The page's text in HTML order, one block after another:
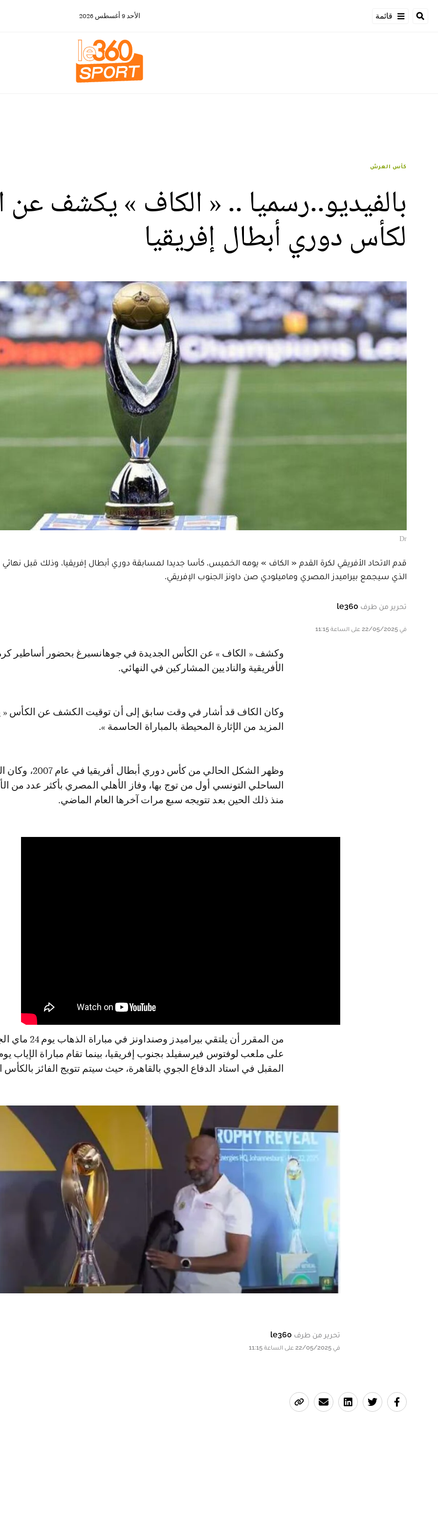
قائمة الأحد 9 أغسطس 2026
كأس العرش
بالفيديو..رسميا .. « الكاف » يكشف عن
لكأس دوري أبطال إفريقيا
Dr
قدم الاتحاد الأفريقي لكرة القدم « الكاف » يومه الخميس، كأسا جديدا لمسابقة دوري أبطال إفريقيا، وذلك قبل نهائي
الذي سيجمع بيراميدز المصري وماميلودي صن داونز الجنوب الإفريقي.
تحرير من طرف le360
في 22/05/2025 على الساعة 11:15
وكشف « الكاف » عن الكأس الجديدة في جوهانسبرغ بحضور أساطير كرة القدم
الأفريقية والناديين المشاركين في النهائي.
وكان الكاف قد أشار في وقت سابق إلى أن توقيت الكشف عن الكأس
المزيد من الإثارة المحيطة بالمباراة الحاسمة ».
وظهر الشكل الحالي من كأس دوري أبطال
الساحلي التونسي أول من توج بها، وفاز الأهلي المصري بأكثر عدد من
منذ ذلك الحين بعد تتويجه سبع مرات آخرها العام الماضي.
من المقرر أن يلتقي بيراميدز وصنداونز
المقبل في استاد الدفاع الجوي بالقاهرة، حيث سيتم تتويج الفائز بالكأس
تحرير من طرف le360
في 22/05/2025 على الساعة 11:15